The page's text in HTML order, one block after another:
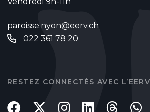
paroisse.nyon@eerv.ch
022 361 78 20
RESTEZ CONNECTÉS AVEC L’EERV